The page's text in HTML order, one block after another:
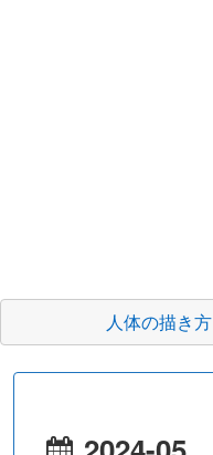
人体の描き方